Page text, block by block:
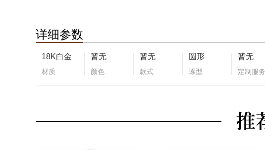
详细参数
18K白金
材质
暂无
颜色
暂无
款式
圆形
琢型
暂无
定制服务